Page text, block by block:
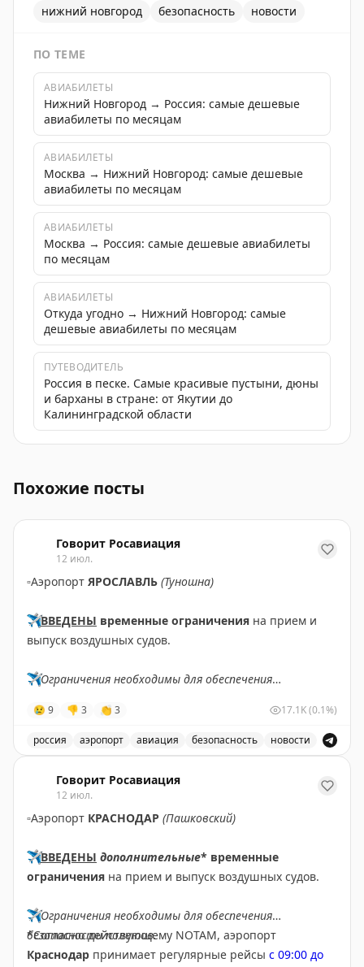
нижний новгород
безопасность новости
ПО ТЕМЕ
АВИАБИЛЕТЫ
Нижний Новгород → Россия: самые дешевые
авиабилеты по месяцам
АВИАБИЛЕТЫ
Москва → Нижний Новгород: самые дешевые
авиабилеты по месяцам
АВИАБИЛЕТЫ
Москва → Россия: самые дешевые авиабилеты
по месяцам
АВИАБИЛЕТЫ
Откуда угодно → Нижний Новгород: самые
дешевые авиабилеты по месяцам
ПУТЕВОДИТЕЛЬ
Россия в песке. Самые красивые пустыни, дюны
и барханы в стране: от Якутии до
Калининградской области
Похожие посты
Говорит Росавиация
12 июл.
▫️Аэропорт ЯРОСЛАВЛЬ (Туношна)
✈️ВВЕДЕНЫ временные ограничения на прием и
выпуск воздушных судов.
✈️Ограничения необходимы для обеспечения
✈️ Говорит Росавиация|МАХ
😢 9 👎 3 👏 3 17.1K(0.1%)
россия аэропорт авиация безопасность новости
Говорит Росавиация
12 июл.
▫️Аэропорт КРАСНОДАР (Пашковский)
✈️ВВЕДЕНЫ дополнительные* временные
ограничения на прием и выпуск воздушных судов.
✈️Ограничения необходимы для обеспечения
безопасности полетов.
*Согласно действующему NOTAM, аэропорт
Краснодар принимает регулярные рейсы с 09:00 до